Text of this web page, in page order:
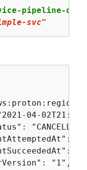
pipeline-
svc"
04-
"1",